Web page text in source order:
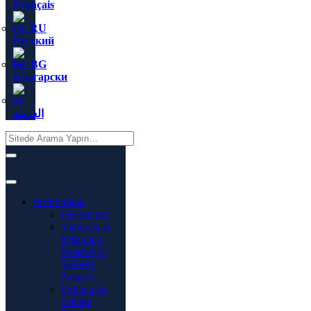
Français
Русский
Български
العربية
Instituţional
Despre noi
Viziunea și
Misiunea
Noastră și
Valorile
Noastre
Politica de
calitate